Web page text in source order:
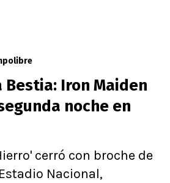
Bestia: Iron Maiden
noche en
cerró con broche de
Nacional,